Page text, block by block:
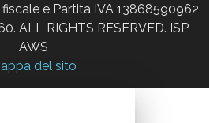
e Partita IVA 13868590962
ALL RIGHTS RESERVED. ISP
AWS
del sito